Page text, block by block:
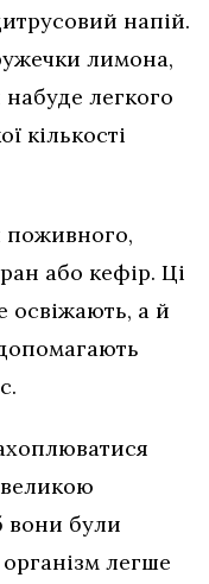
напій.
лимона,
легкого
кількості
поживного,
або кефір. Ці
освіжають, а й
вони були
легше